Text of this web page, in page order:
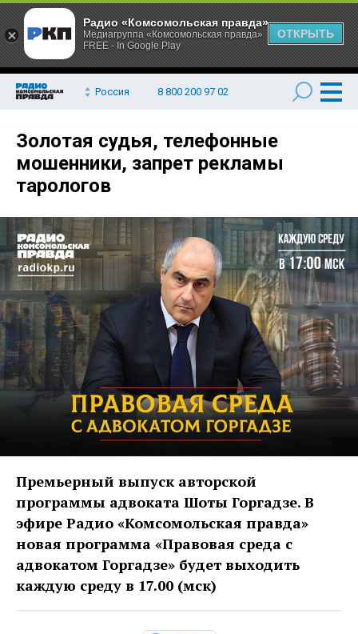
Россия 8 800 200 97 02
Золотая судья, телефонные
мошенники, запрет рекламы
тарологов
Премьерный выпуск авторской
программы адвоката Шоты Горгадзе. В
эфире Радио «Комсомольская правда»
новая программа «Правовая среда с
адвокатом Горгадзе» будет выходить
каждую среду в 17.00 (мск)
Радио «Комсомольская правда»
Медиагруппа «Комсомольская правда»
FREE - In Google Play
ОТКРЫТЬ